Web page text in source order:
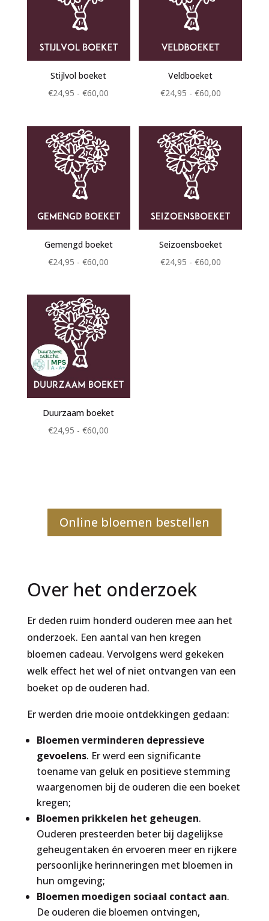
Stijlvol boeket
€24,95 - €60,00
tot
Veldboeket
€24,95 - €60,00Prijsklasse:
tot
Gemengd boeket
€24,95 - €60,00
tot
Seizoensboeket
€24,95 - €60,00Prijsklasse:
Duurzaam boeket
€24,95 - €60,00
Online bloemen bestellen
Over het onderzoek
Er deden ruim honderd ouderen mee aan het
onderzoek. Een aantal van hen kregen
bloemen cadeau. Vervolgens werd gekeken
welk effect het wel of niet ontvangen van een
boeket op de ouderen had.
Er werden drie mooie ontdekkingen gedaan:
Bloemen verminderen depressieve
gevoelens. Er werd een significante
toename van geluk en positieve stemming
waargenomen bij de ouderen die een boeket
kregen;
Bloemen prikkelen het geheugen.
Ouderen presteerden beter bij dagelijkse
geheugentaken én ervoeren meer en rijkere
persoonlijke herinneringen met bloemen in
hun omgeving;
Bloemen moedigen sociaal contact aan.
De ouderen die bloemen ontvingen,